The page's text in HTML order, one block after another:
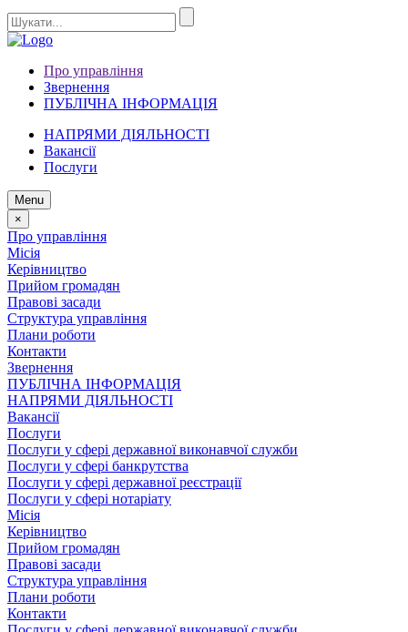
Про управління
Звернення
ПУБЛІЧНА ІНФОРМАЦІЯ
НАПРЯМИ ДІЯЛЬНОСТІ
Вакансії
Послуги
Menu
×
Про управління
Місія
Керівництво
Прийом громадян
Правові засади
Структура управління
Плани роботи
Контакти
Звернення
ПУБЛІЧНА ІНФОРМАЦІЯ
НАПРЯМИ ДІЯЛЬНОСТІ
Вакансії
Послуги
Послуги у сфері державної виконавчої служби
Послуги у сфері банкрутства
Послуги у сфері державної реєстрації
Послуги у сфері нотаріату
Місія
Керівництво
Прийом громадян
Правові засади
Структура управління
Плани роботи
Контакти